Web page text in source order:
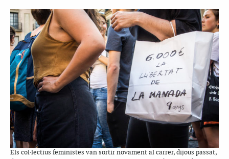
Els col·lectius feministes van sortir novament al carrer, dijous passat,